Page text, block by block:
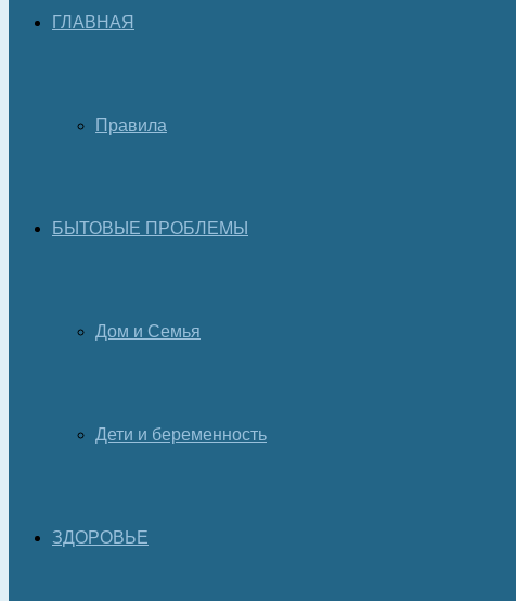
ГЛАВНАЯ
Правила
БЫТОВЫЕ ПРОБЛЕМЫ
Дом и Семья
Дети и беременность
ЗДОРОВЬЕ